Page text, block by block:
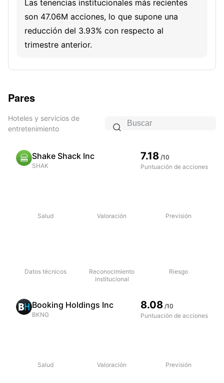
Las tenencias institucionales más recientes
son 47.06M acciones, lo que supone una
reducción del 3.93% con respecto al
trimestre anterior.
El inversor estrella ETHSX posee 211.87K
Pares
Hoteles y servicios de
entretenimiento

Shake Shack Inc
SHAK
7.18 /10
Puntuación de acciones
Salud Valoración Previsión
Datos técnicos
Reconocimiento
institucional
Riesgo
Booking Holdings Inc
BKNG
8.08 /10
Puntuación de acciones
Salud Valoración Previsión